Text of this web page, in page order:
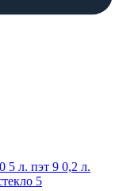
0 5 л. пэт 9 0,2 л.
5